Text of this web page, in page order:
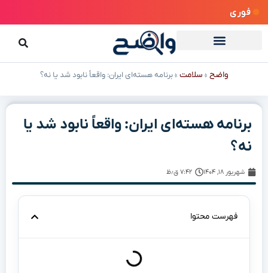
فوری
واضح » سلامت »برنامه هسته‌ای ایران: واقعاً نابود شد یا نه؟
برنامه هسته‌ای ایران: واقعاً نابود شد یا
نه؟
شهریور ۱۸, ۱۴۰۴ ۷:۴۲ ق٫ظ
فهرست محتوا